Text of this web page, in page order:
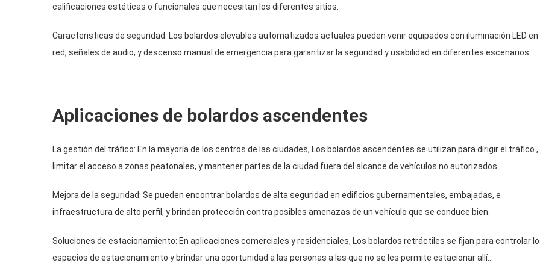
calificaciones estéticas o funcionales que necesitan los diferentes sitios.
Caracteristicas de seguridad: Los bolardos elevables automatizados actuales pueden venir equipados con iluminación LED en
red, señales de audio, y descenso manual de emergencia para garantizar la seguridad y usabilidad en diferentes escenarios.
Aplicaciones de bolardos ascendentes
La gestión del tráfico: En la mayoría de los centros de las ciudades, Los bolardos ascendentes se utilizan para dirigir el tráfico.,
limitar el acceso a zonas peatonales, y mantener partes de la ciudad fuera del alcance de vehículos no autorizados.
Mejora de la seguridad: Se pueden encontrar bolardos de alta seguridad en edificios gubernamentales, embajadas, e
infraestructura de alto perfil, y brindan protección contra posibles amenazas de un vehículo que se conduce bien.
Soluciones de estacionamiento: En aplicaciones comerciales y residenciales, Los bolardos retráctiles se fijan para controlar
espacios de estacionamiento y brindar una oportunidad a las personas a las que no se les permite estacionar allí..